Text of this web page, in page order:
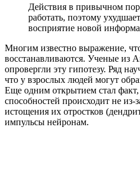
Действия в привычном
работать, поэтому
восприятие новой
Многим известно выражение,
восстанавливаются. Ученые из
опровергли эту гипотезу. Ряд
что у взрослых людей могут
Еще одним открытием стал
способностей происходит не из-
истощения их отростков
импульсы нейронам.